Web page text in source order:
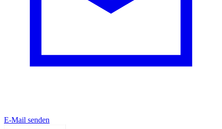
E-Mail senden